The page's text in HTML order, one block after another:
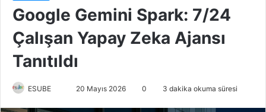
Google Gemini Spark: 7/24
Çalışan Yapay Zeka Ajansı
Tanıtıldı
ESUBE 20 Mayıs 2026 0 3 dakika okuma süresi